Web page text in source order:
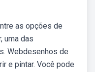
as opções de
uma das
Webdesenhos de
e pintar. Você pode